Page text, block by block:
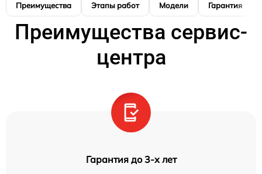
Преимущества Этапы работ Модели Гарантия
Преимущества сервис-
центра
Гарантия до 3-х лет